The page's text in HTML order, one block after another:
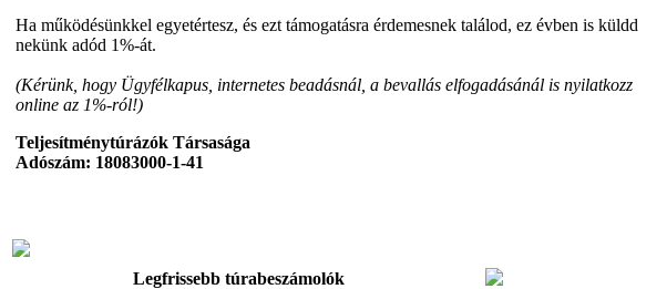
Ha működésünkkel egyetértesz, és ezt támogatásra érdemesnek találod, ez évben is küldd
nekünk adód 1%-át.
(Kérünk, hogy Ügyfélkapus, internetes beadásnál, a bevallás elfogadásánál is nyilatkozz
online az 1%-ról!)
Teljesítménytúrázók Társasága
Adószám: 18083000-1-41
Legfrissebb túrabeszámolók